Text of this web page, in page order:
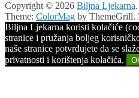
Copyright © 2026 Biljna Ljekarna
Theme: ColorMag by ThemeGrill.
Biljna Ljekarna koristi kolačiće
stranice i pružanja boljeg
naše stranice potvrđujete da se
privatnosti i korištenja kolačića.